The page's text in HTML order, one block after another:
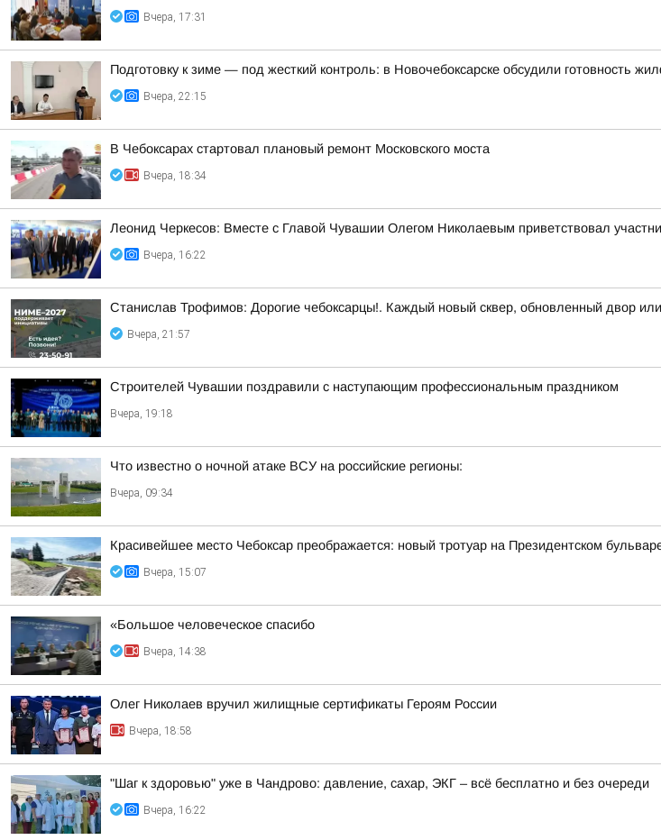
Вчера, 17:31
Подготовку к зиме — под жесткий контроль: в Новочебоксарске обсудили готовность
Вчера, 22:15
В Чебоксарах стартовал плановый ремонт Московского моста
Вчера, 18:34
Леонид Черкесов: Вместе с Главой Чувашии Олегом Николаевым приветствовал
Вчера, 16:22
Станислав Трофимов: Дорогие чебоксарцы!. Каждый новый сквер, обновленный двор
Вчера, 21:57
Строителей Чувашии поздравили с наступающим профессиональным праздником
Вчера, 19:18
Что известно о ночной атаке ВСУ на российские регионы:
Вчера, 09:34
Красивейшее место Чебоксар преображается: новый тротуар на Президентском
Вчера, 15:07
«Большое человеческое спасибо
Вчера, 14:38
Олег Николаев вручил жилищные сертификаты Героям России
Вчера, 18:58
"Шаг к здоровью" уже в Чандрово: давление, сахар, ЭКГ – всё бесплатно и без очереди
Вчера, 16:22